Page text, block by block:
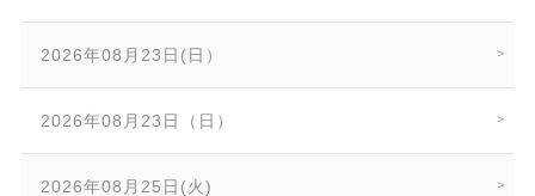
2026年08月23日(日）
2026年08月23日（日）
2026年08月25日(火)